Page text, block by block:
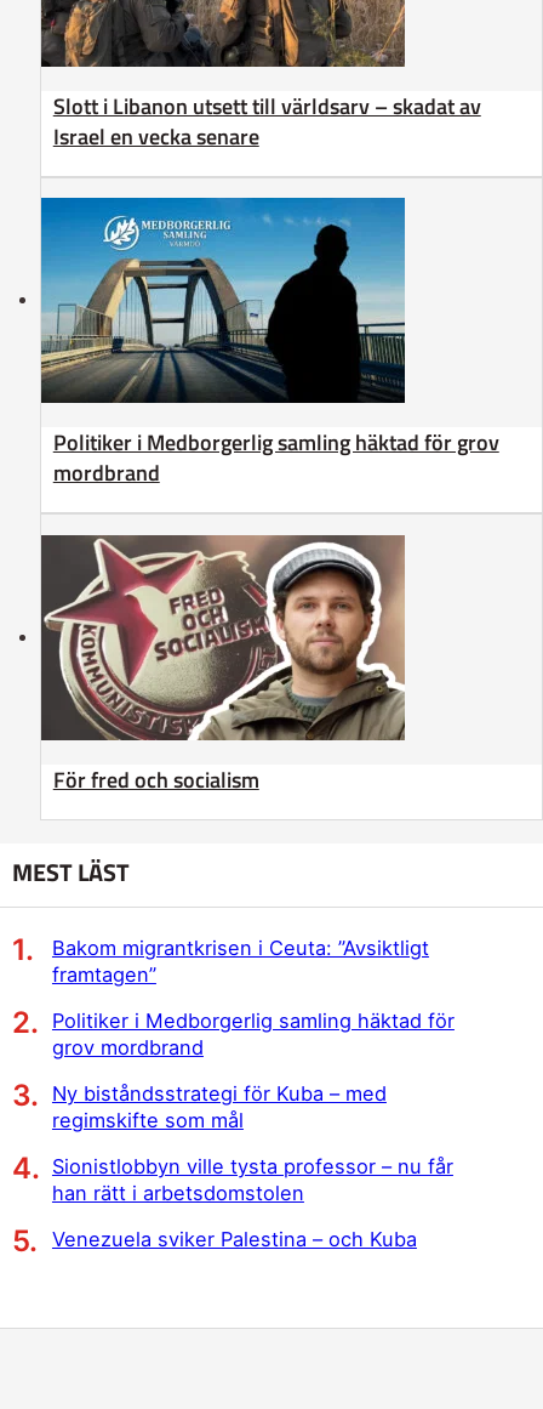
Slott i Libanon utsett till världsarv – skadat av
Israel en vecka senare
Politiker i Medborgerlig samling häktad för grov
mordbrand
För fred och socialism
MEST LÄST
Bakom migrantkrisen i Ceuta: ”Avsiktligt
framtagen”
Politiker i Medborgerlig samling häktad för
grov mordbrand
Ny biståndsstrategi för Kuba – med
regimskifte som mål
Sionistlobbyn ville tysta professor – nu får
han rätt i arbetsdomstolen
Venezuela sviker Palestina – och Kuba